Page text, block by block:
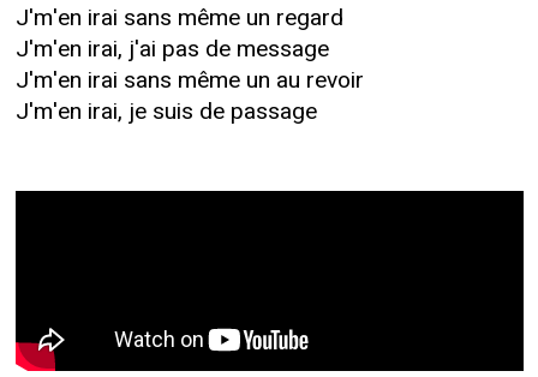
J'm'en irai sans même un regard
J'm'en irai, j'ai pas de message
J'm'en irai sans même un au revoir
J'm'en irai, je suis de passage